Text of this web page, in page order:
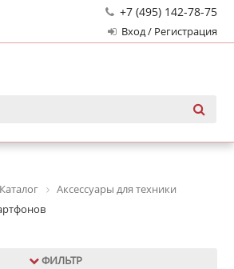
+7 (495) 142-78-75
Вход / Регистрация
Каталог
Аксессуары для техники
ФИЛЬТР